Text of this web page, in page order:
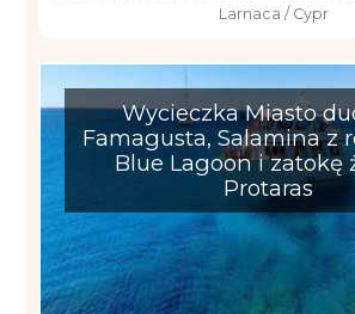
Larnaca / Cypr
Wycieczka Miasto
Famagusta, Salamina z
Blue Lagoon i zatokę
Protaras